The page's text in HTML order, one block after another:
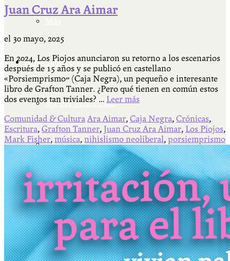
Actividades & contenido
AJÍ EN YOUTUBE
Universidad Experimental 2022-2025
Feria del Libro Venado Tuerto 2022-2025
Facultad Libre Venado Tuerto 1990-1994
Juan Cruz Ara Aimar
el 30 mayo, 2025
En 2024, Los Piojos anunciaron su retorno a los escenarios
después de 15 años y se publicó en castellano
«Porsiemprismo” (Caja Negra), un pequeño e interesante
libro de Grafton Tanner. ¿Pero qué tienen en común estos
dos eventos tan triviales? … Leer más
Comunidad & Cultura Ara Aimar, Caja Negra, Crónicas,
Escritura, Grafton Tanner, Juan Cruz Ara Aimar, Los Piojos,
Mark Fisher, música, nihislismo neoliberal, porsiemprismo